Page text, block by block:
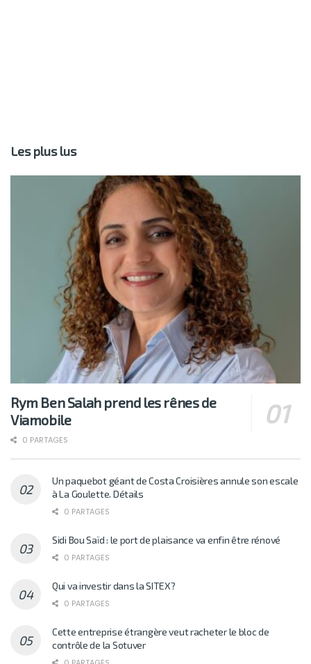
Les plus lus
Rym Ben Salah prend les rênes de
Viamobile
0 PARTAGES
Un paquebot géant de Costa Croisières annule son escale
à La Goulette. Détails
0 PARTAGES
Sidi Bou Saïd : le port de plaisance va enfin être rénové
0 PARTAGES
Qui va investir dans la SITEX?
0 PARTAGES
Cette entreprise étrangère veut racheter le bloc de
contrôle de la Sotuver